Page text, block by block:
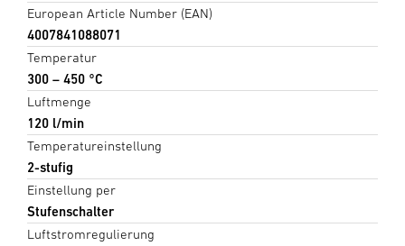
European Article Number (EAN)
4007841088071
Temperatur
300 – 450 °C
Luftmenge
120 l/min
Temperatureinstellung
2-stufig
Einstellung per
Stufenschalter
Luftstromregulierung